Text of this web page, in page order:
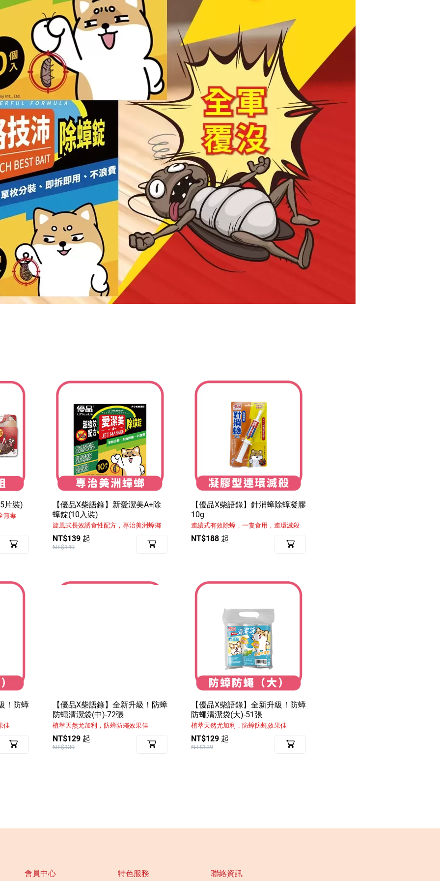
片裝)
無毒
【優品X柴語錄】新愛潔美A+除
蟑錠(10入裝)
旋風式長效誘食性配方，專治美洲蟑螂
NT$139 起
NT$149
【優品X柴語錄】針消蟑除蟑凝膠
10g
連續式有效除蟑，一隻食用，連環滅殺
NT$188 起
！防蟑
佳
【優品X柴語錄】全新升級！防蟑
防蠅清潔袋(中)-72張
植萃天然尤加利，防蟑防蠅效果佳
NT$129 起
NT$139
【優品X柴語錄】全新升級！防蟑
防蠅清潔袋(大)-51張
植萃天然尤加利，防蟑防蠅效果佳
NT$129 起
NT$139
會員中心 特色服務 聯絡資訊